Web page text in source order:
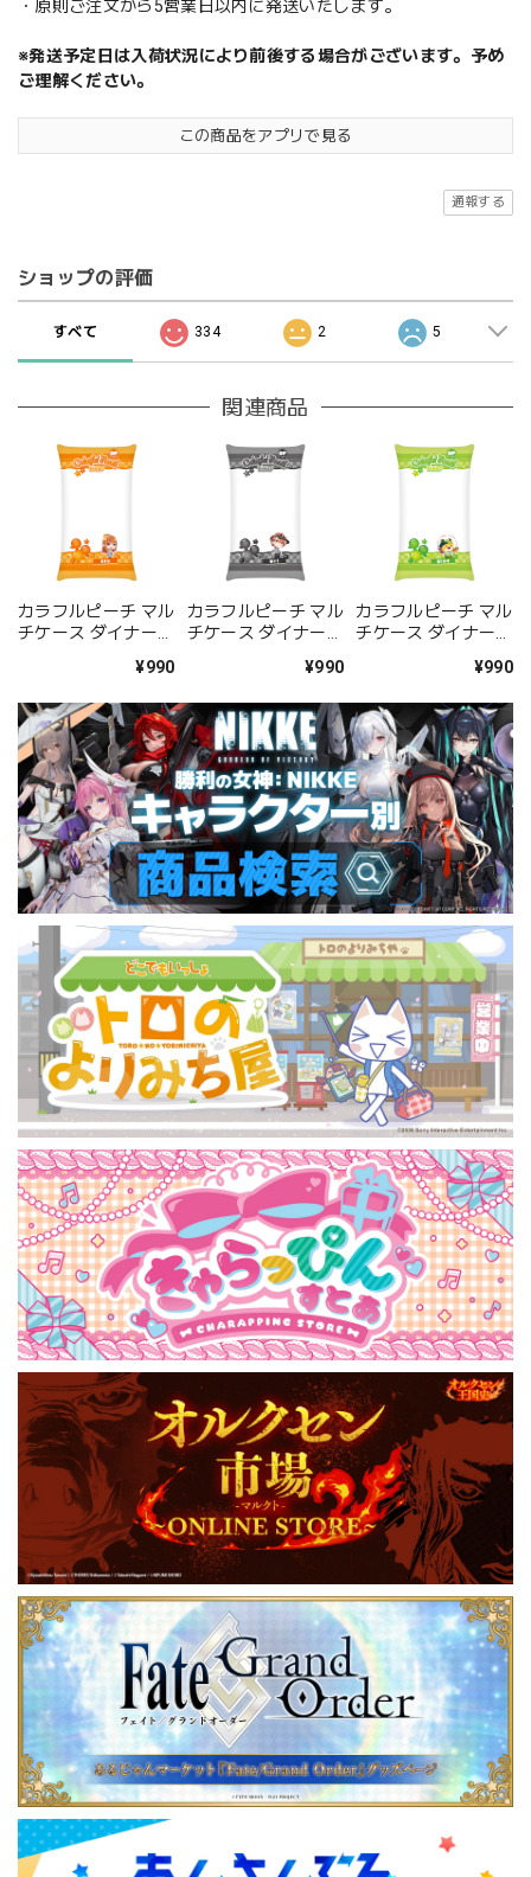
・原則ご注文から5営業日以内に発送いたします。
※発送予定日は入荷状況により前後する場合がございます。予め
ご理解ください。
この商品をアプリで見る
通報する
ショップの評価
すべて 334 2 5
関連商品
カラフルピーチ マル
チケース ダイナー
¥990
カラフルピーチ マル
チケース ダイナー
¥990
カラフルピーチ マル
チケース ダイナー
¥990